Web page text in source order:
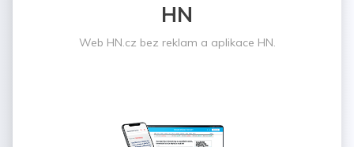
HN
Web HN.cz bez reklam a aplikace HN.